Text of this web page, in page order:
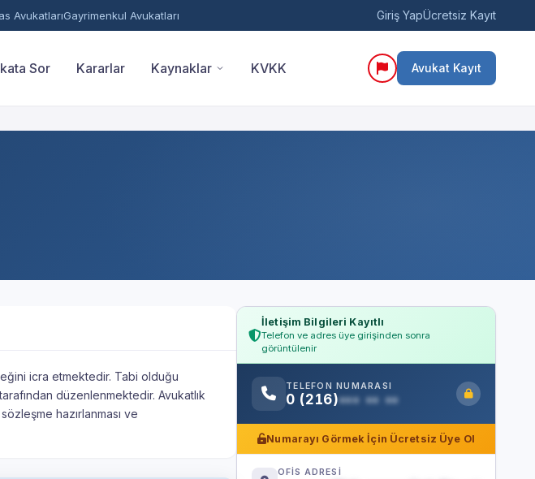
AvukatlarıGayrimenkul Avukatları Giriş YapÜcretsiz Kayıt
Sor Kararlar Kaynaklar KVKK Avukat Kayıt
icra etmektedir. Tabi olduğu
düzenlenmektedir. Avukatlık
hazırlanması ve
İletişim Bilgileri Kayıtlı
Telefon ve adres üye girişinden sonra
görüntülenir
TELEFON NUMARASI
0 (216)••• •• ••
Numarayı Görmek İçin Ücretsiz Üye Ol
OFİS ADRESİ